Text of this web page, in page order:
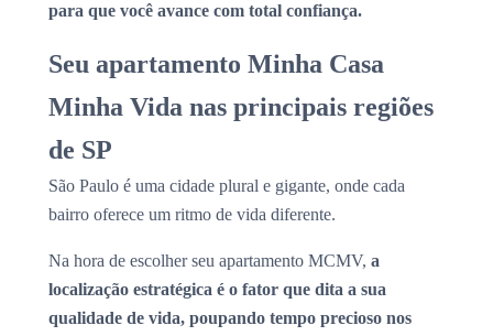
para que você avance com total confiança.
Seu apartamento Minha Casa
Minha Vida nas principais regiões
de SP
São Paulo é uma cidade plural e gigante, onde cada
bairro oferece um ritmo de vida diferente.
Na hora de escolher seu apartamento MCMV, a
localização estratégica é o fator que dita a sua
qualidade de vida, poupando tempo precioso nos